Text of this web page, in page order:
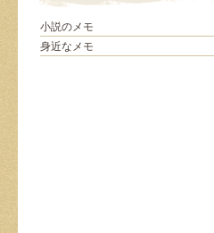
小説のメモ
身近なメモ